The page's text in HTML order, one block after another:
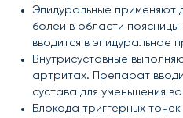
Эпидуральные применяют
болей в области
вводится в эпидуральное
Внутрисуставные
артритах. Препарат
сустава для уменьшения
Блокада триггерных точек